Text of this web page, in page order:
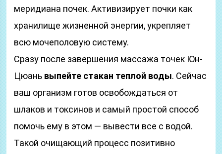
меридиана почек. Активизирует почки как
хранилище жизненной энергии, укрепляет
всю мочеполовую систему.
Сразу после завершения массажа точек Юн-
Цюань выпейте стакан теплой воды. Сейчас
ваш организм готов освобождаться от
шлаков и токсинов и самый простой способ
помочь ему в этом — вывести все с водой.
Такой очищающий процесс позитивно